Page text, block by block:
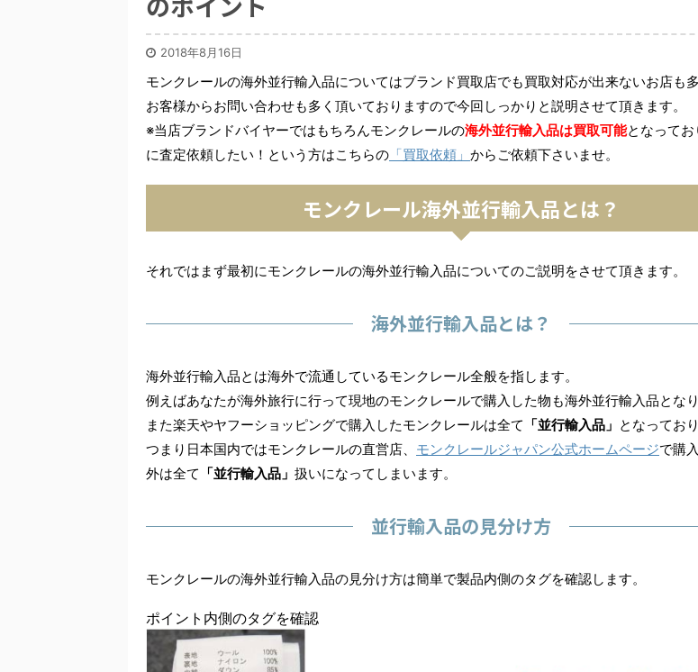
2018年8月16日
モンクレールの海外並行輸入品についてはブランド買取店でも買取対応が出来ないお店も
お客様からお問い合わせも多く頂いておりますので今回しっかりと説明させて頂きます。
※当店ブランドバイヤーではもちろんモンクレールの海外並行輸入品は買取可能となって
に査定依頼したい！という方はこちらの 「買取依頼」 からご依頼下さいませ。
モンクレール海外並行輸入品とは？
それではまず最初にモンクレールの海外並行輸入品についてのご説明をさせて頂きます。
海外並行輸入品とは？
海外並行輸入品とは海外で流通しているモンクレール全般を指します。
例えばあなたが海外旅行に行って現地のモンクレールで購入した物も海外並行輸入品となり
また楽天やヤフーショッピングで購入したモンクレールは全て 「並行輸入品」 となってお
つまり日本国内ではモンクレールの直営店、 モンクレールジャパン公式ホームページで購
外は全て 「並行輸入品」 扱いになってしまいます。
並行輸入品の見分け方
モンクレールの海外並行輸入品の見分け方は簡単で製品内側のタグを確認します。
ポイント 内側のタグを確認